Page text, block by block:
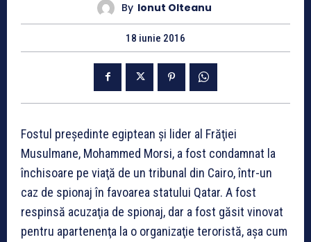
By Ionut Olteanu
18 iunie 2016
Fostul preşedinte egiptean şi lider al Frăţiei
Musulmane, Mohammed Morsi, a fost condamnat la
închisoare pe viaţă de un tribunal din Cairo, într-un
caz de spionaj în favoarea statului Qatar. A fost
respinsă acuzaţia de spionaj, dar a fost găsit vinovat
pentru apartenenţa la o organizaţie teroristă, aşa cum